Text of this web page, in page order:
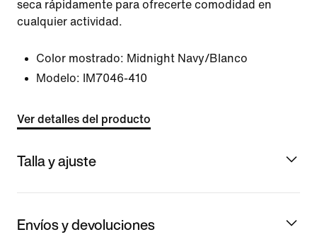
seca rápidamente para ofrecerte comodidad en
cualquier actividad.
Color mostrado: Midnight Navy/Blanco
Modelo:
IM7046-410
Ver detalles del producto
Talla y ajuste
Envíos y devoluciones